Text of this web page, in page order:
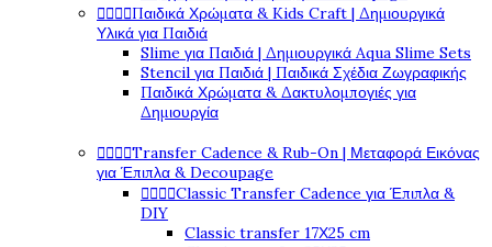
Παιδικά Χρώματα & Kids Craft | Δημιουργικά
Υλικά για Παιδιά
Slime για Παιδιά | Δημιουργικά Aqua Slime Sets
Stencil για Παιδιά | Παιδικά Σχέδια Ζωγραφικής
Παιδικά Χρώματα & Δακτυλομπογιές για
Δημιουργία
Transfer Cadence & Rub-On | Μεταφορά Εικόνας
για Έπιπλα & Decoupage
Classic Transfer Cadence για Έπιπλα &
DIY
Classic transfer 17Χ25 cm